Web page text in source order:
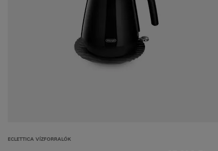
ECLETTICA VÍZFORRALÓK